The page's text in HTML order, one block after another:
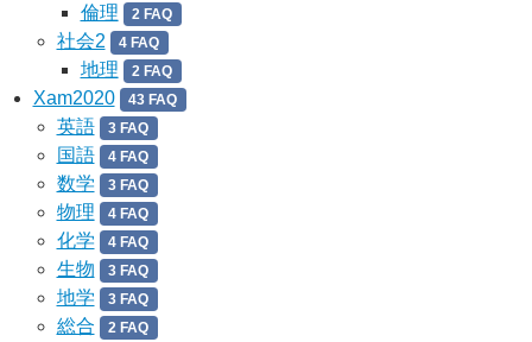
倫理 2 FAQ
社会2 4 FAQ
地理 2 FAQ
Xam2020 43 FAQ
英語 3 FAQ
国語 4 FAQ
数学 3 FAQ
物理 4 FAQ
化学 4 FAQ
生物 3 FAQ
地学 3 FAQ
総合 2 FAQ